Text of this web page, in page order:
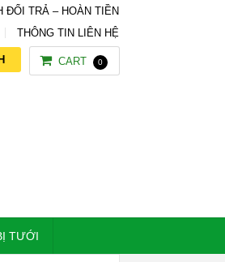
ĐỔI TRẢ – HOÀN TIỀN
THÔNG TIN LIÊN HỆ
CART 0
TƯỚI